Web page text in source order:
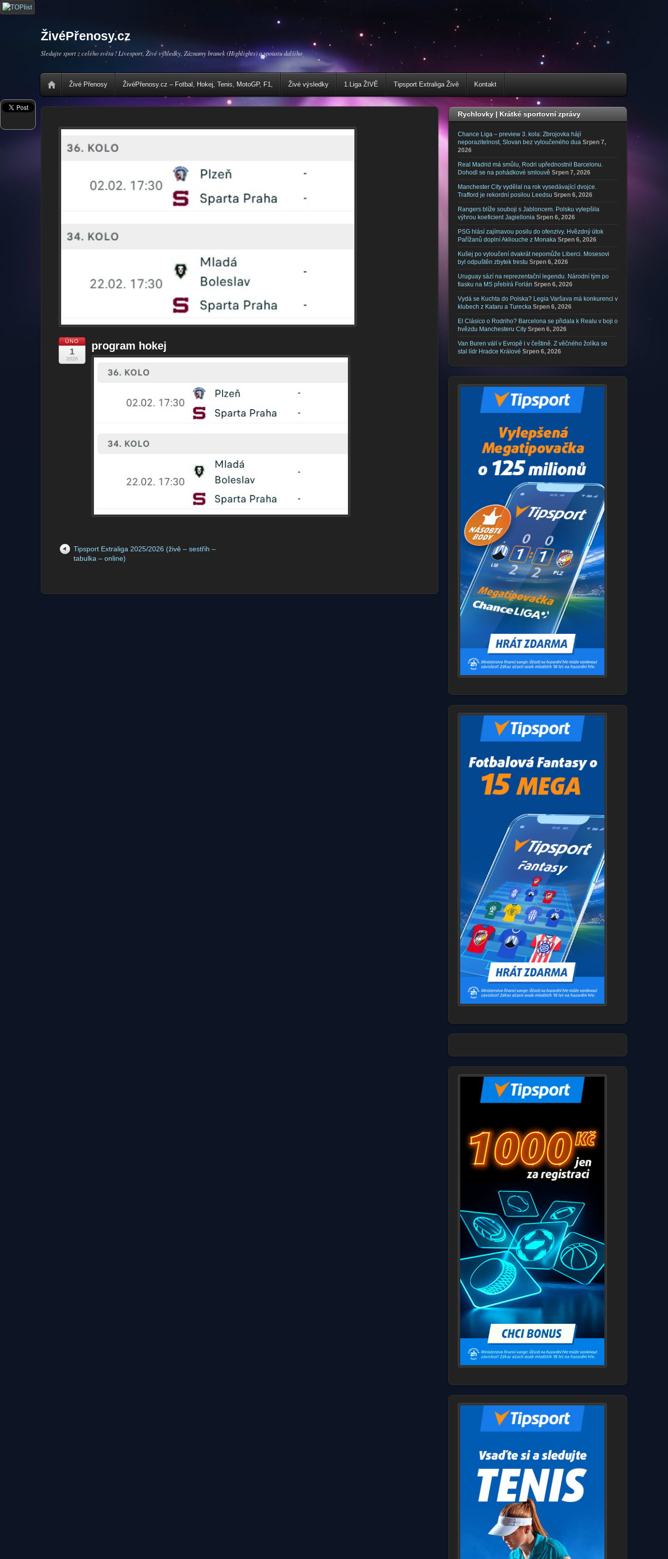
ŽivéPřenosy.cz
Sledujte sport z celého světa ! Livesport, Živé výsledky, Záznamy branek (Highlights) a spoustu dalšího
Živé Přenosy ŽivéPřenosy.cz – Fotbal, Hokej, Tenis, MotoGP, F1, Živé výsledky 1.Liga ŽIVĚ Tipsport Extraliga Živě Kontakt
ÚNO
1
2026
program hokej
Tipsport Extraliga 2025/2026 (živě – sestřih –
tabulka – online)
Rychlovky | Krátké sportovní zprávy
Chance Liga – preview 3. kola: Zbrojovka hájí
neporazitelnost, Slovan bez vyloučeného dua Srpen 7,
2026
Real Madrid má smůlu, Rodri upřednostnil Barcelonu.
Dohodl se na pohádkové smlouvě Srpen 7, 2026
Manchester City vydělal na rok vysedávající dvojce.
Trafford je rekordní posilou Leedsu Srpen 6, 2026
Rangers blíže souboji s Jabloncem. Polsku vylepšila
výhrou koeficient Jagiellonia Srpen 6, 2026
PSG hlásí zajímavou posilu do ofenzivy. Hvězdný útok
Pařížanů doplní Akliouche z Monaka Srpen 6, 2026
Kušej po vyloučení dvakrát nepomůže Liberci. Mosesovi
byl odpuštěn zbytek trestu Srpen 6, 2026
Uruguay sází na reprezentační legendu. Národní tým po
fiasku na MS přebírá Forlán Srpen 6, 2026
Vydá se Kuchta do Polska? Legia Varšava má konkurenci v
klubech z Kataru a Turecka Srpen 6, 2026
El Clásico o Rodriho? Barcelona se přidala k Realu v boji o
hvězdu Manchesteru City Srpen 6, 2026
Van Buren válí v Evropě i v češtině. Z věčného žolíka se
stal lídr Hradce Králové Srpen 6, 2026